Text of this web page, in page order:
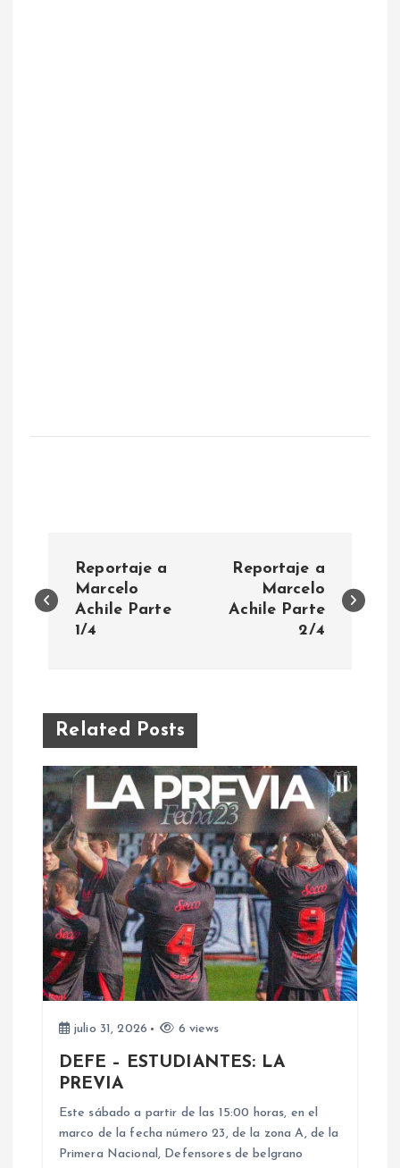
a
a
c
ó
n
d
Reportaje a
Marcelo
Achile Parte
1/4
Reportaje a
Marcelo
Achile Parte
2/4
Related Posts
julio 31, 2026 6 views
DEFE – ESTUDIANTES: LA
PREVIA
Este sábado a partir de las 15:00 horas, en el
marco de la fecha número 23, de la zona A, de la
Primera Nacional, Defensores de belgrano